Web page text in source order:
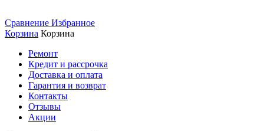
Сравнение Избранное
Корзина Корзина
Ремонт
Кредит и рассрочка
Доставка и оплата
Гарантия и возврат
Контакты
Отзывы
Акции